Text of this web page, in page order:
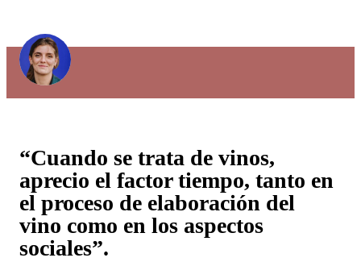
“Cuando se trata de vinos,
aprecio el factor tiempo, tanto en
el proceso de elaboración del
vino como en los aspectos
sociales”.